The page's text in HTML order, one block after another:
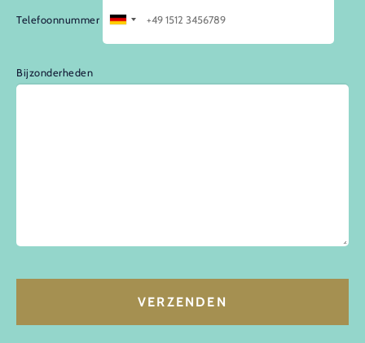
Telefoonnummer
Bijzonderheden